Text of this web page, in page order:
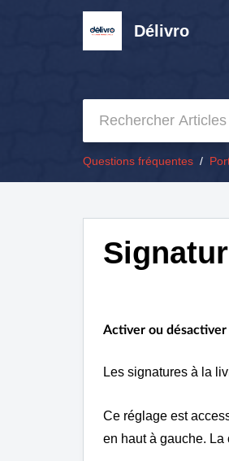
Délivro
Questions fréquentes
Activer ou désactiver
Les signatures à la
Ce réglage est
en haut à gauche. La